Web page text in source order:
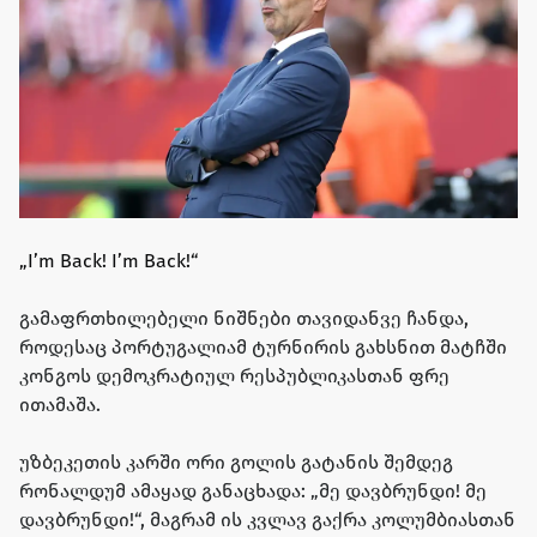
„I’m Back! I’m Back!“
გამაფრთხილებელი ნიშნები თავიდანვე ჩანდა,
როდესაც პორტუგალიამ ტურნირის გახსნით მატჩში
კონგოს დემოკრატიულ რესპუბლიკასთან ფრე
ითამაშა.
უზბეკეთის კარში ორი გოლის გატანის შემდეგ
რონალდუმ ამაყად განაცხადა: „მე დავბრუნდი! მე
დავბრუნდი!“, მაგრამ ის კვლავ გაქრა კოლუმბიასთან